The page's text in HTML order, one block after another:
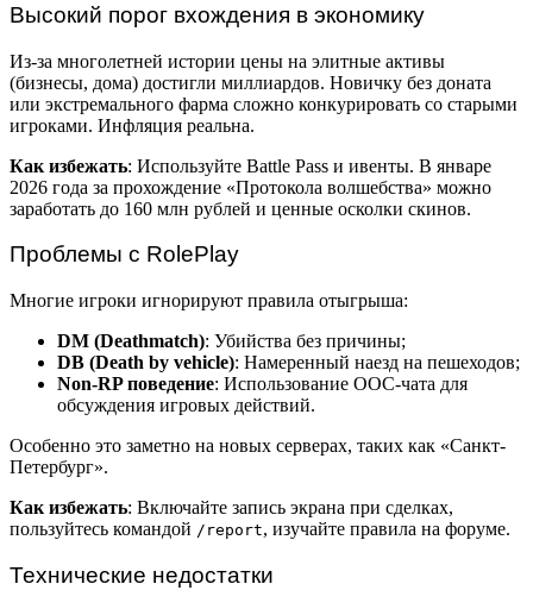
Высокий порог вхождения в экономику
Из-за многолетней истории цены на элитные активы
(бизнесы, дома) достигли миллиардов. Новичку без доната
или экстремального фарма сложно конкурировать со старыми
игроками. Инфляция реальна.
Как избежать: Используйте Battle Pass и ивенты. В январе
2026 года за прохождение «Протокола волшебства» можно
заработать до 160 млн рублей и ценные осколки скинов.
Проблемы с RolePlay
Многие игроки игнорируют правила отыгрыша:
DM (Deathmatch): Убийства без причины;
DB (Death by vehicle): Намеренный наезд на пешеходов;
Non-RP поведение: Использование OOC-чата для
обсуждения игровых действий.
Особенно это заметно на новых серверах, таких как «Санкт-
Петербург».
Как избежать: Включайте запись экрана при сделках,
пользуйтесь командой /report, изучайте правила на форуме.
Технические недостатки